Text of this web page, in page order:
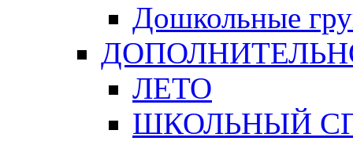
Дошкольные
ЛЕТО
ШКОЛЬНЫЙ